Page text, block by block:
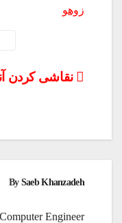
زوهو
راهبری
نقاشی کردن
By Saeb Khanzadeh
Engineer